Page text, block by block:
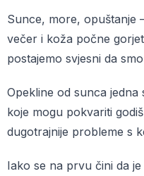
Sunce, more, opuštanje
večer i koža počne
postajemo svjesni da
Opekline od sunca jedna
koje mogu pokvariti
dugotrajnije probleme s
Iako se na prvu čini da